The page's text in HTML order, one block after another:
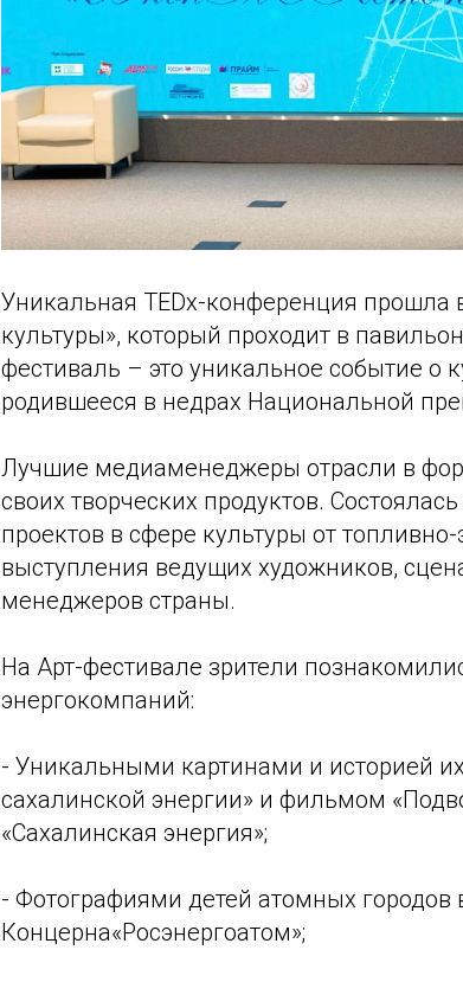
Уникальная TEDx-конференция прошла
культуры», который проходит в
фестиваль – это уникальное событие о
родившееся в недрах Национальной
Лучшие медиаменеджеры отрасли в
своих творческих продуктов.
проектов в сфере культуры от
выступления ведущих художников,
менеджеров страны.
На Арт-фестивале зрители
энергокомпаний:
- Уникальными картинами и историей
сахалинской энергии» и фильмом
«Сахалинская энергия»;
- Фотографиями детей атомных городов
Концерна«Росэнергоатом»;